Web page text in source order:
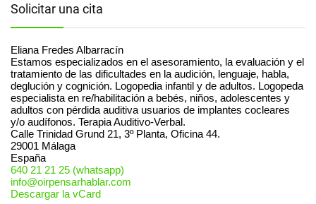
Solicitar una cita
Eliana Fredes Albarracín
Estamos especializados en el asesoramiento, la evaluación y el
tratamiento de las dificultades en la audición, lenguaje, habla,
deglución y cognición. Logopedia infantil y de adultos. Logopeda
especialista en re/habilitación a bebés, niños, adolescentes y
adultos con pérdida auditiva usuarios de implantes cocleares
y/o audífonos. Terapia Auditivo-Verbal.
Calle Trinidad Grund 21, 3º Planta, Oficina 44.
29001 Málaga
España
640 21 21 25 (whatsapp)
info@oirpensarhablar.com
Descargar la vCard